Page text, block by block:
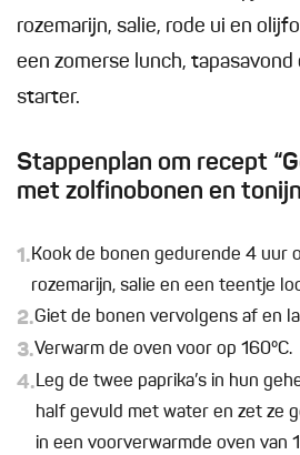
rozemarijn, salie, rode ui en
een zomerse lunch,
starter.
Stappenplan om recept
met zolfinobonen en
1.Kook de bonen gedurende 4 uur
rozemarijn, salie en een teentje
2.Giet de bonen vervolgens af en
3.Verwarm de oven voor op 160°C.
4.Leg de twee paprika’s in hun
half gevuld met water en zet ze
in een voorverwarmde oven van